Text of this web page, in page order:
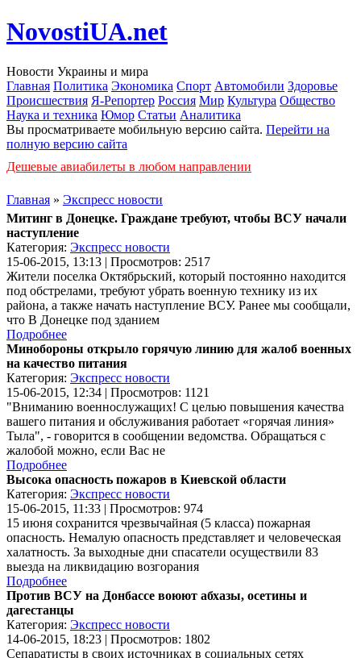
NovostiUA.net
Новости Украины и мира
Главная Политика Экономика Спорт Автомобили Здоровье
Происшествия Я-Репортер Россия Мир Культура Общество
Наука и техника Юмор Статьи Аналитика
Вы просматриваете мобильную версию сайта. Перейти на
полную версию сайта
Дешевые авиабилеты в любом направлении
Главная » Экспресс новости
Митинг в Донецке. Граждане требуют, чтобы ВСУ начали
наступление
Категория: Экспресс новости
15-06-2015, 13:13 | Просмотров: 2517
Жители поселка Октябрьский, который постоянно находится
под обстрелами, требуют убрать военную технику из их
района, а также начать наступление ВСУ. Ранее мы сообщали,
что В Донецке под зданием
Подробнее
Минобороны открыло горячую линию для жалоб военных
на качество питания
Категория: Экспресс новости
15-06-2015, 12:34 | Просмотров: 1121
"Вниманию военнослужащих! С целью повышения качества
вашего питания и обслуживания работает «горячая линия»
Тыла", - говорится в сообщении ведомства. Обращаться с
жалобой можно, если Вас не
Подробнее
Высока опасность пожаров в Киевской области
Категория: Экспресс новости
15-06-2015, 11:33 | Просмотров: 974
15 июня сохранится чрезвычайная (5 класса) пожарная
опасность. Немалую опасность представляет и человеческая
халатность. За выходные дни спасатели осуществили 83
выезда на ликвидацию возгорания
Подробнее
Против ВСУ на Донбассе воюют абхазы, осетины и
дагестанцы
Категория: Экспресс новости
14-06-2015, 18:23 | Просмотров: 1802
Сепаратисты в своих источниках в социальных сетях